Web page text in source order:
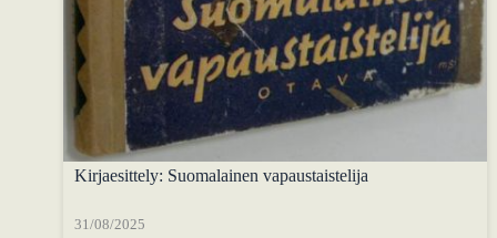
Kirjaesittely: Suomalainen vapaustaistelija
31/08/2025